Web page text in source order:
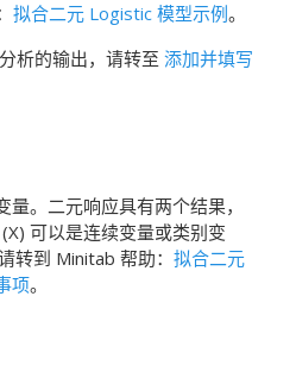
拟合二元 Logistic 模型示例。
析的输出，请转至 添加并填写
。二元响应具有两个结果，
可以是连续变量或类别变
转到 Minitab 帮助： 拟合二元
项。